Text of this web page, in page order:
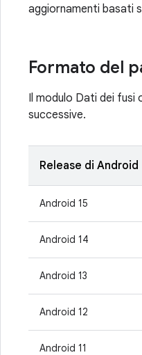
aggiornamenti basati
Formato del
Il modulo Dati dei fusi
successive.
Release di Android
Android 15
Android 14
Android 13
Android 12
Android 11